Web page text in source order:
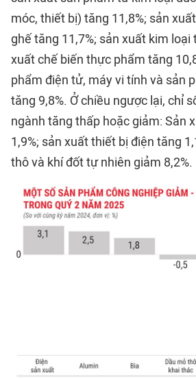
móc, thiết bị) tăng 11,8%; sản
ghế tăng 11,7%; sản xuất kim loại
xuất chế biến thực phẩm tăng
phẩm điện tử, máy vi tính và sản
tăng 9,8%. Ở chiều ngược lại, chỉ
ngành tăng thấp hoặc giảm: Sản
1,9%; sản xuất thiết bị điện tăng
thô và khí đốt tự nhiên giảm 8,2%.